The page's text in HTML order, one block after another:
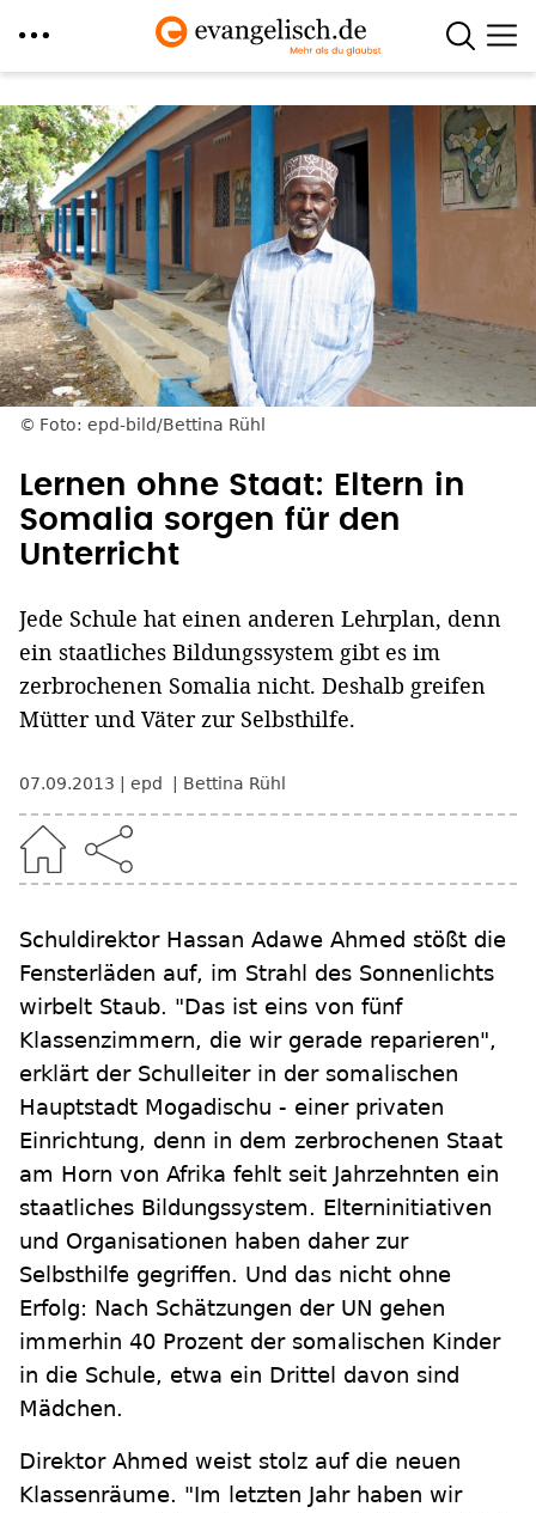
zum
Inhalt
Foto: epd-bild/Bettina Rühl
Lernen ohne Staat: Eltern in
Somalia sorgen für den
Unterricht
Jede Schule hat einen anderen Lehrplan, denn
ein staatliches Bildungssystem gibt es im
zerbrochenen Somalia nicht. Deshalb greifen
Mütter und Väter zur Selbsthilfe.
07.09.2013 epd Bettina Rühl
Schuldirektor Hassan Adawe Ahmed stößt die
Fensterläden auf, im Strahl des Sonnenlichts
wirbelt Staub. "Das ist eins von fünf
Klassenzimmern, die wir gerade reparieren",
erklärt der Schulleiter in der somalischen
Hauptstadt Mogadischu - einer privaten
Einrichtung, denn in dem zerbrochenen Staat
am Horn von Afrika fehlt seit Jahrzehnten ein
staatliches Bildungssystem. Elterninitiativen
und Organisationen haben daher zur
Selbsthilfe gegriffen. Und das nicht ohne
Erfolg: Nach Schätzungen der UN gehen
immerhin 40 Prozent der somalischen Kinder
in die Schule, etwa ein Drittel davon sind
Mädchen.
Direktor Ahmed weist stolz auf die neuen
Klassenräume. "Im letzten Jahr haben wir